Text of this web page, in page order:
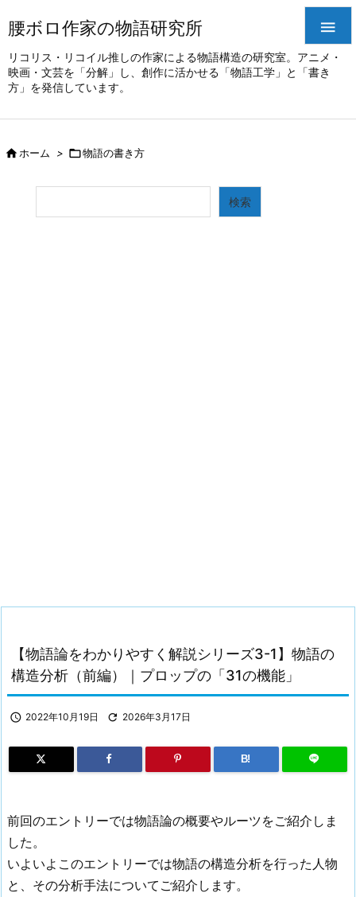
腰ボロ作家の物語研究所
リコリス・リコイル推しの作家による物語構造の研究室。アニメ・
映画・文芸を「分解」し、創作に活かせる「物語工学」と「書き
方」を発信しています。

ホーム > 物語の書き方
検索
【物語論をわかりやすく解説シリーズ3-1】物語の
構造分析（前編）｜プロップの「31の機能」
 2022年10月19日  2026年3月17日
B!
前回のエントリーでは物語論の概要やルーツをご紹介しま
した。
いよいよこのエントリーでは物語の構造分析を行った人物
と、その分析手法についてご紹介します。